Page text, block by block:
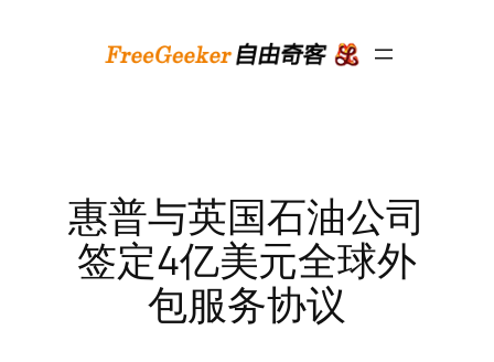
惠普与英国石油公司
签定4亿美元全球外
包服务协议